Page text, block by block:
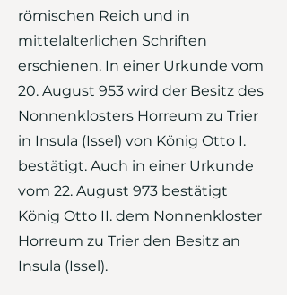
römischen Reich und in
mittelalterlichen Schriften
erschienen. In einer Urkunde vom
20. August 953 wird der Besitz des
Nonnenklosters Horreum zu Trier
in Insula (Issel) von König Otto I.
bestätigt. Auch in einer Urkunde
vom 22. August 973 bestätigt
König Otto II. dem Nonnenkloster
Horreum zu Trier den Besitz an
Insula (Issel).